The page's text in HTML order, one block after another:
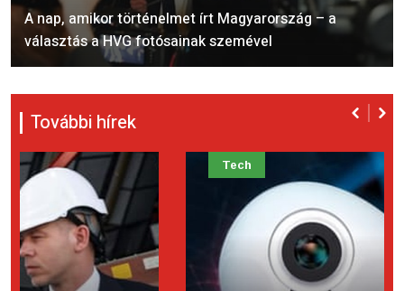
A nap, amikor történelmet írt Magyarország – a
választás a HVG fotósainak szemével
További hírek
Tech